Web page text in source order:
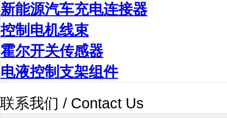
新能源汽车充电连接器
控制电机线束
霍尔开关传感器
电液控制支架组件
联系我们 / Contact Us